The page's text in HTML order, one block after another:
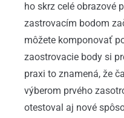
ho skrz celé obrazové
zastrovacím bodom
môžete komponovať
zaostrovacie body si
praxi to znamená, že
výberom prvého
otestoval aj nové